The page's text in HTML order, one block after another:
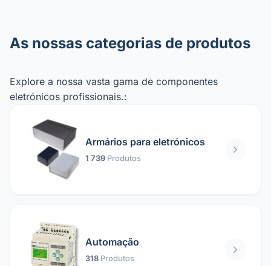
As nossas categorias de produtos
Explore a nossa vasta gama de componentes
eletrónicos profissionais.:
Armários para eletrónicos
1 739 Produtos
Automação
318 Produtos